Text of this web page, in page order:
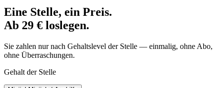
Eine Stelle, ein Preis.
Ab 29 € loslegen.
Sie zahlen nur nach Gehaltslevel der Stelle — einmalig, ohne Abo,
ohne Überraschungen.
Gehalt der Stelle